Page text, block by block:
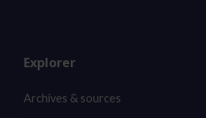
Explorer
Archives & sources